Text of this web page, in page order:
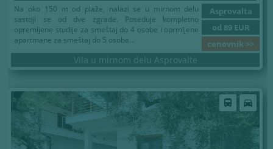
Asprovalta
od 89 EUR
cenovnik >>
Na oko 150 m od plaže, nalazi se u mirnom delu
sastoji se od dve zgrade. Poseduje kompletno
opremljene studije za smeštaj do 4 osobe i oprmljene
apartmane za smeštaj do 5 osoba...
Vila u mirnom delu Asprovalte
Leto 2026 directions_bus directions_car